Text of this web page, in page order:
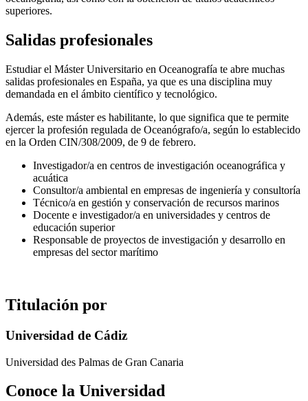
superiores.
Salidas profesionales
Estudiar el Máster Universitario en Oceanografía te abre muchas
salidas profesionales en España, ya que es una disciplina muy
demandada en el ámbito científico y tecnológico.
Además, este máster es habilitante, lo que significa que te permite
ejercer la profesión regulada de Oceanógrafo/a, según lo establecido
en la Orden CIN/308/2009, de 9 de febrero.
Investigador/a en centros de investigación oceanográfica y
acuática
Consultor/a ambiental en empresas de ingeniería y consultoría
Técnico/a en gestión y conservación de recursos marinos
Docente e investigador/a en universidades y centros de
educación superior
Responsable de proyectos de investigación y desarrollo en
empresas del sector marítimo
Titulación por
Universidad de Cádiz
Universidad des Palmas de Gran Canaria
Conoce la Universidad